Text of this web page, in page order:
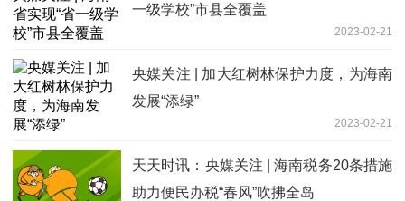
一级学校”市县全覆盖
2023-02-21
央媒关注 | 加大红树林保护力度，为海南
发展“添绿”
2023-02-21
天天时讯：央媒关注 | 海南税务20条措施
助力便民办税“春风”吹拂全岛